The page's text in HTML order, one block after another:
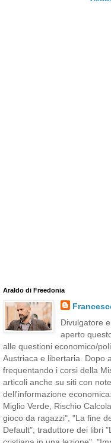
Araldo di Freedonia
Divulgatore
aperto
alle questioni economico/
Austriaca e libertaria. Dopo
frequentando i corsi della
articoli anche su siti con
dell'informazione
Miglio Verde, Rischio
gioco da ragazzi", "La fine
Default"; traduttore dei libri